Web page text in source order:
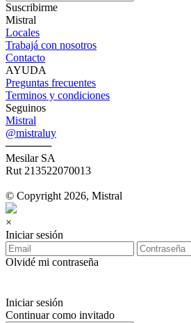
Suscribirme
Mistral
Locales
Trabajá con nosotros
Contacto
AYUDA
Preguntas frecuentes
Terminos y condiciones
Seguinos
Mistral
@mistraluy
──────
Mesilar SA
Rut 213522070013
© Copyright 2026, Mistral
×
Iniciar sesión
Olvidé mi contraseña
Iniciar sesión
Continuar como invitado